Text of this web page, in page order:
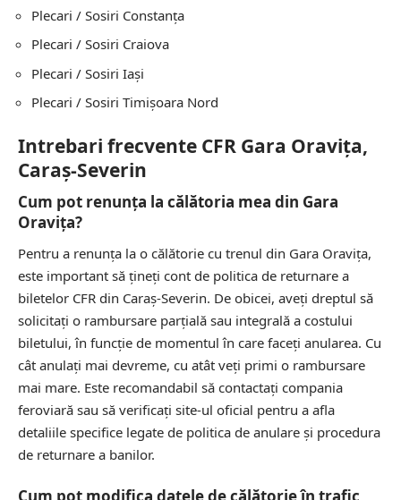
Plecari / Sosiri Constanţa
Plecari / Sosiri Craiova
Plecari / Sosiri Iași
Plecari / Sosiri Timișoara Nord
Intrebari frecvente CFR Gara Oravița,
Caraș-Severin
Cum pot renunța la călătoria mea din Gara
Oravița?
Pentru a renunța la o călătorie cu trenul din Gara Oravița,
este important să țineți cont de politica de returnare a
biletelor CFR din Caraș-Severin. De obicei, aveți dreptul să
solicitați o rambursare parțială sau integrală a costului
biletului, în funcție de momentul în care faceți anularea. Cu
cât anulați mai devreme, cu atât veți primi o rambursare
mai mare. Este recomandabil să contactați compania
feroviară sau să verificați site-ul oficial pentru a afla
detaliile specifice legate de politica de anulare și procedura
de returnare a banilor.